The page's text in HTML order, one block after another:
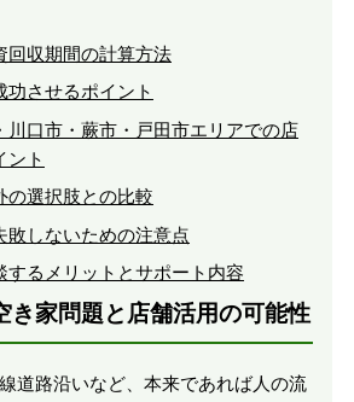
回収期間の計算方法
功させるポイント
川口市・蕨市・戸田市エリアでの店
ント
の選択肢との比較
敗しないための注意点
するメリットとサポート内容
き家問題と店舗活用の可能性
道路沿いなど、本来であれば人の流